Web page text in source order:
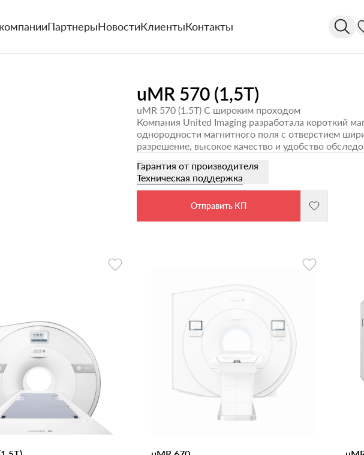
ПартнерыНовостиКлиентыКонтакты
uMR 570 (1,5T)
uMR 570 (1.5Т) С широким проходом
Компания United Imaging разработала короткий
однородности магнитного поля с отверстием
разрешение, высокое качество и удобство
Гарантия от производителя
Техническая поддержка
Отправить КП